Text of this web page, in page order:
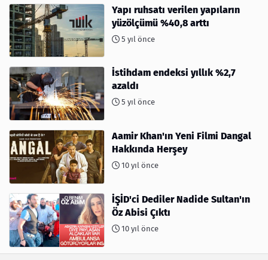
Yapı ruhsatı verilen yapıların
yüzölçümü %40,8 arttı
5 yıl önce
İstihdam endeksi yıllık %2,7
azaldı
5 yıl önce
Aamir Khan'ın Yeni Filmi Dangal
Hakkında Herşey
10 yıl önce
İŞİD'ci Dediler Nadide Sultan'ın
Öz Abisi Çıktı
10 yıl önce